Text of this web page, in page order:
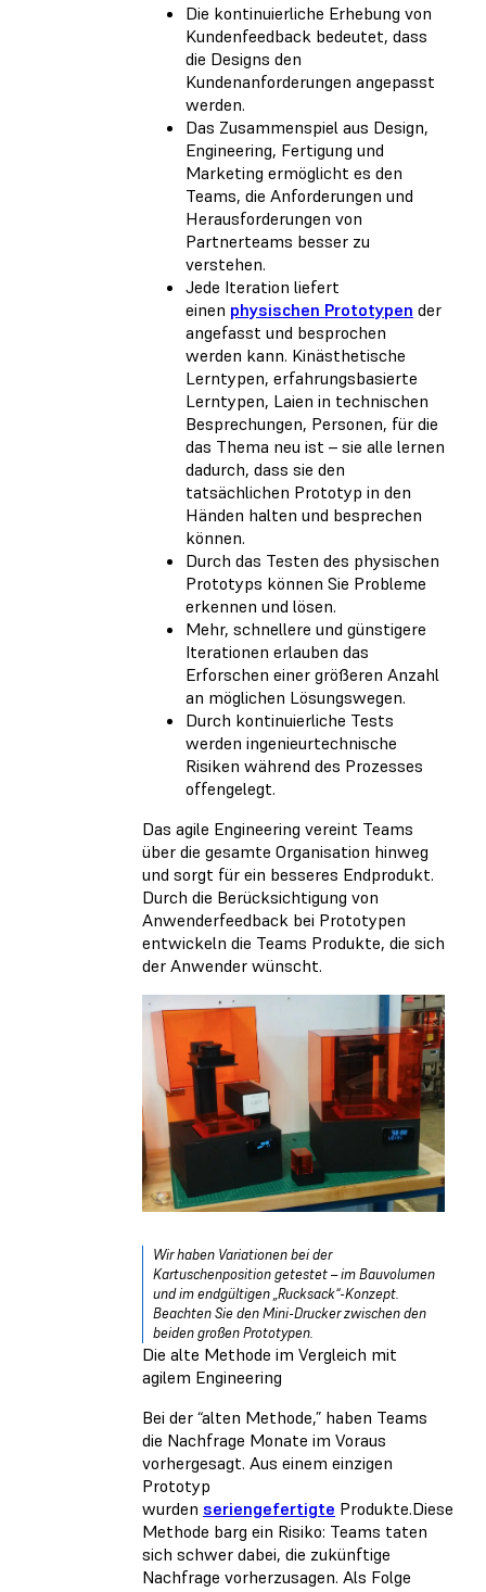
Die kontinuierliche Erhebung von
Kundenfeedback bedeutet, dass
die Designs den
Kundenanforderungen angepasst
werden.
Das Zusammenspiel aus Design,
Engineering, Fertigung und
Marketing ermöglicht es den
Teams, die Anforderungen und
Herausforderungen von
Partnerteams besser zu
verstehen.
Jede Iteration liefert
einen physischen Prototypen der
angefasst und besprochen
werden kann. Kinästhetische
Lerntypen, erfahrungsbasierte
Lerntypen, Laien in technischen
Besprechungen, Personen, für die
das Thema neu ist – sie alle lernen
dadurch, dass sie den
tatsächlichen Prototyp in den
Händen halten und besprechen
können.
Durch das Testen des physischen
Prototyps können Sie Probleme
erkennen und lösen.
Mehr, schnellere und günstigere
Iterationen erlauben das
Erforschen einer größeren Anzahl
an möglichen Lösungswegen.
Durch kontinuierliche Tests
werden ingenieurtechnische
Risiken während des Prozesses
offengelegt.
Das agile Engineering vereint Teams
über die gesamte Organisation hinweg
und sorgt für ein besseres Endprodukt.
Durch die Berücksichtigung von
Anwenderfeedback bei Prototypen
entwickeln die Teams Produkte, die sich
der Anwender wünscht.
Wir haben Variationen bei der
Kartuschenposition getestet – im Bauvolumen
und im endgültigen „Rucksack“-Konzept.
Beachten Sie den Mini-Drucker zwischen den
beiden großen Prototypen.
Die alte Methode im Vergleich mit
agilem Engineering
Bei der “alten Methode,” haben Teams
die Nachfrage Monate im Voraus
vorhergesagt. Aus einem einzigen
Prototyp
wurden seriengefertigte Produkte.Diese
Methode barg ein Risiko: Teams taten
sich schwer dabei, die zukünftige
Nachfrage vorherzusagen. Als Folge